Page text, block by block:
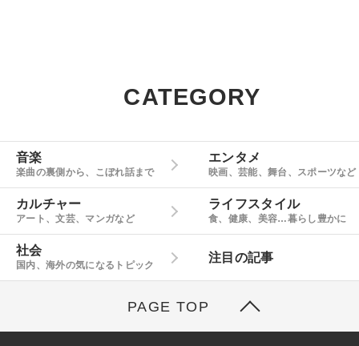
CATEGORY
音楽
楽曲の裏側から、こぼれ話まで
エンタメ
映画、芸能、舞台、スポーツなど
カルチャー
アート、文芸、マンガなど
ライフスタイル
食、健康、美容…暮らし豊かに
社会
国内、海外の気になるトピック
注目の記事
PAGE TOP